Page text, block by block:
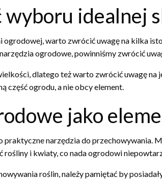
wyboru idealnej
ogrodowej, warto zwrócić uwagę na kilka
ogrodowe, powinniśmy zwrócić
dlatego też warto zwrócić uwagę
część ogrodu, a nie obcy element.
jako
narzędzia do przechowywania.
rośliny i kwiaty, co nada ogrodowi
roślin, należy pamiętać by